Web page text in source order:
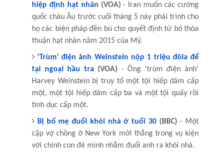
hiệp định hạt nhân (VOA)- Iran muốn các cường
quốc châu Âu trước cuối tháng 5 này phải trình cho
họ các biện pháp đền bù cho quyết định từ bỏ thỏa
thuận hạt nhân năm 2015 của Mỹ.
‘Trùm’ điện ảnh Weinstein nộp 1 triệu đôla để
tại ngoại hầu tra (VOA) - Ông 'trùm điện ảnh'
Harvey Weinstein bị truy tố một tội hiếp dâm cấp
một, một tội hiếp dâm cấp ba và một tội quấy rồi
tình dục cấp một.
Bị bố mẹ đuổi khỏi nhà ở tuổi 30(BBC)- Một
cặp vợ chồng ở New York mới thắng trong vụ kiện
với chính con đẻ mình nhằm đuổi anh ra khỏi nhà.